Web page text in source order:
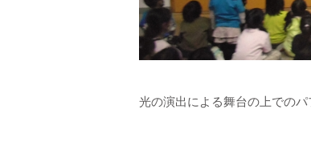
光の演出による舞台の上での